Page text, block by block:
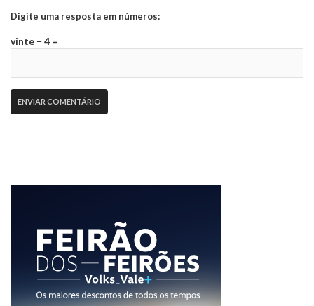
Digite uma resposta em números:
vinte − 4 =